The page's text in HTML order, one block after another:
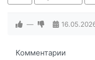
—
Комментарии